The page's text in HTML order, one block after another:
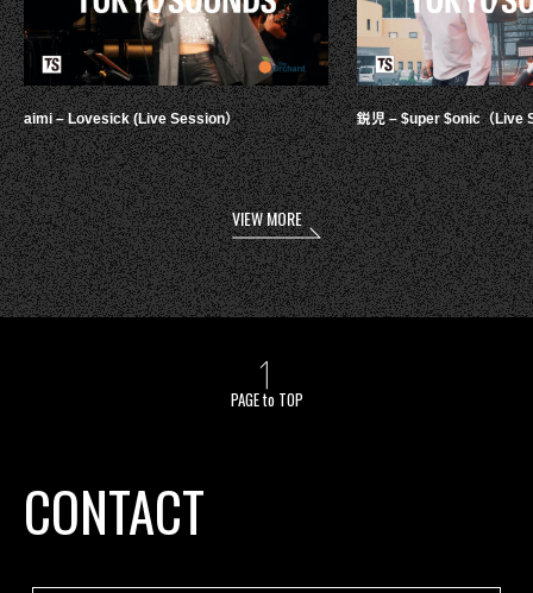
aimi – Lovesick (Live Session） 鋭児 – $uper $onic（Live
VIEW MORE
PAGE to TOP
CONTACT